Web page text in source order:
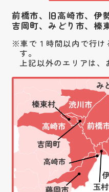
前橋市、旧高崎市、伊
吉岡町、みどり市、榛
車で１時間以内で行け
す。
上記以外のエリアは、